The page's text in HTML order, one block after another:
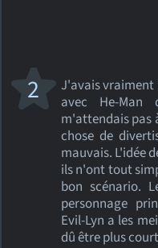
J'avais vraiment
avec He-
m'attendais pas
chose de
mauvais. L'idée
ils n'ont tout
bon scénario.
personnage
Evil-Lyn a les
dû être plus
2